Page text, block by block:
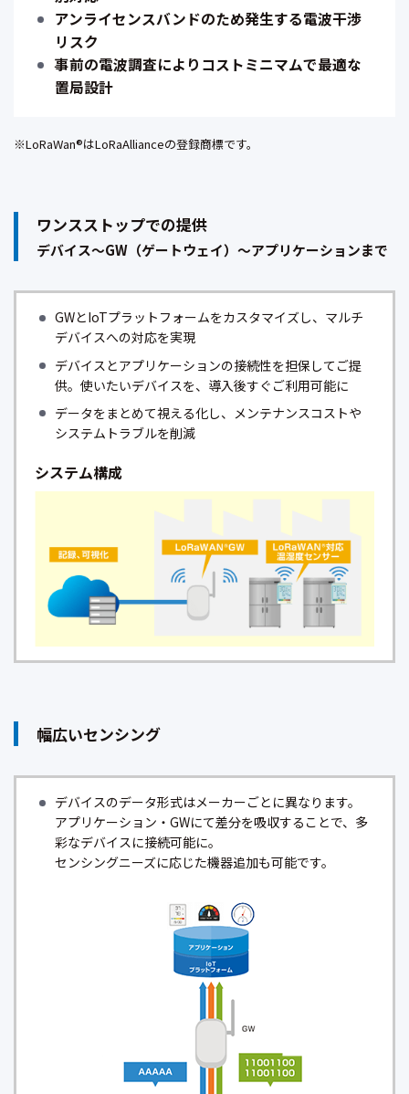
アンライセンスバンドのため発生する電波干渉
リスク
事前の電波調査によりコストミニマムで最適な
置局設計
※LoRaWan®はLoRaAllianceの登録商標です。
ワンスストップでの提供
デバイス〜GW（ゲートウェイ）〜アプリケーションまで
GWとIoTプラットフォームをカスタマイズし、マルチ
デバイスへの対応を実現
デバイスとアプリケーションの接続性を担保してご提
供。使いたいデバイスを、導入後すぐご利用可能に
データをまとめて視える化し、メンテナンスコストや
システムトラブルを削減
システム構成
幅広いセンシング
デバイスのデータ形式はメーカーごとに異なります。
アプリケーション・GWにて差分を吸収することで、多
彩なデバイスに接続可能に。
センシングニーズに応じた機器追加も可能です。